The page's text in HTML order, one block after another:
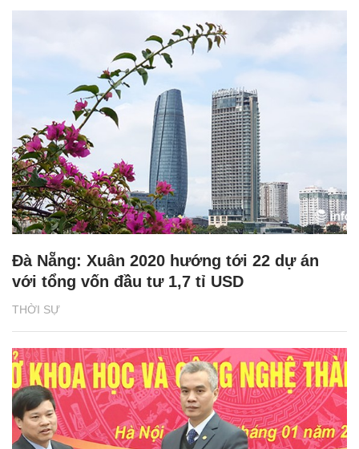
THỜI SỰ
Đà Nẵng: Xuân 2020 hướng tới 22 dự án
với tổng vốn đầu tư 1,7 tỉ USD